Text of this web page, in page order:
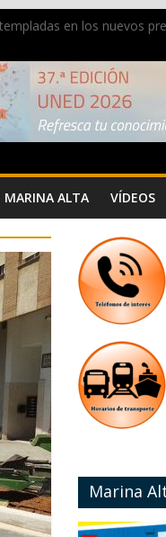
en los nuevos
en los Jardins de
MARINA ALTA VÍDEOS
Marina